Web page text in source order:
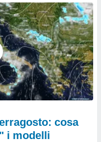
cosa
i modelli